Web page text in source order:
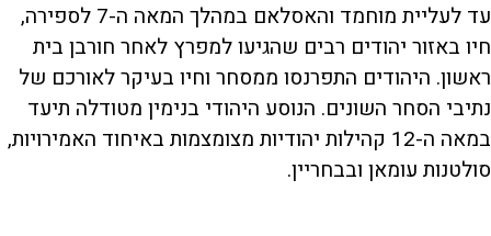
עד לעליית מוחמד והאסלאם במהלך המאה ה-7 לספירה,
חיו באזור יהודים רבים שהגיעו למפרץ לאחר חורבן בית
ראשון. היהודים התפרנסו ממסחר וחיו בעיקר לאורכם של
נתיבי הסחר השונים. הנוסע היהודי בנימין מטודלה תיעד
במאה ה-12 קהילות יהודיות מצומצמות באיחוד האמירויות,
סולטנות עומאן ובבחריין.